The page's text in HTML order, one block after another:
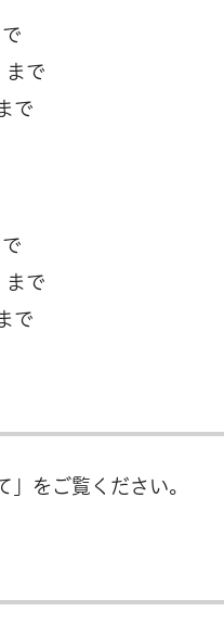
まで
で
まで
で
をご覧ください。